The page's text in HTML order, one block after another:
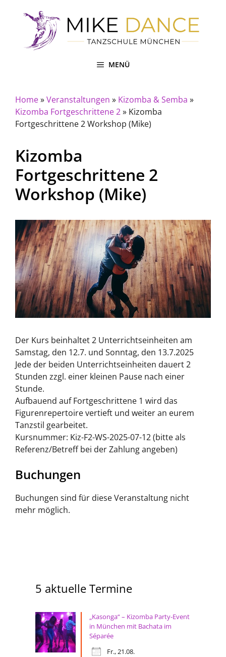
MENÜ
Home»Veranstaltungen » Kizomba & Semba »
Kizomba Fortgeschrittene 2» Kizomba
Fortgeschrittene 2 Workshop (Mike)
Kizomba
Fortgeschrittene 2
Workshop (Mike)
Der Kurs beinhaltet 2 Unterrichtseinheiten am
Samstag, den 12.7. und Sonntag, den 13.7.2025­
Jede der beiden Unterrichtseinheiten dauert 2
Stunden zzgl. einer kleinen Pause nach einer
Stunde.
Aufbauend auf Fortgeschrittene 1 wird das
Figurenrepertoire vertieft und weiter an eurem
Tanzstil gearbeitet.
Kursnummer: Kiz-F2-WS-2025-07-12 (bitte als
Referenz/Betreff bei der Zahlung angeben)
Buchungen
Buchungen sind für diese Veranstaltung nicht
mehr möglich.
5 aktuelle Termine
„Kasonga“ – Kizomba Party-Event
in München mit Bachata im
Séparée
Fr., 21.08.